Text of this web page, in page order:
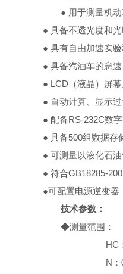
● 用于测量机
● 具备不透光度和
● 具有自由加速实
● 具备汽油车的怠
● LCD（液晶）屏
● 自动计算、显示
● 配备RS-232C数
● 具备500组数据存
● 可测量以液化石
● 符合GB18285-
●可配置电源逆变器
技术参数：
◆测量范围：
HC：0～
N：0～